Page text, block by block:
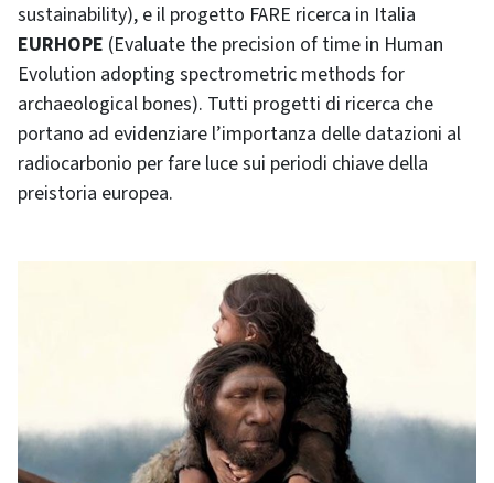
sustainability), e il progetto FARE ricerca in Italia
EURHOPE (Evaluate the precision of time in Human
Evolution adopting spectrometric methods for
archaeological bones). Tutti progetti di ricerca che
portano ad evidenziare l’importanza delle datazioni al
radiocarbonio per fare luce sui periodi chiave della
preistoria europea.